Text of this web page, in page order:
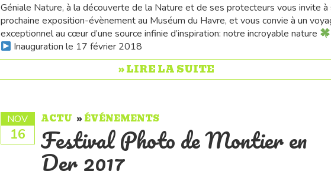
Géniale Nature, à la découverte de la Nature et de ses protecteurs vous invite à
prochaine exposition-évènement au Muséum du Havre, et vous convie à un
exceptionnel au cœur d’une source infinie d’inspiration: notre incroyable nature
Inauguration le 17 février 2018
» LIRE LA SUITE
NOV
16
ACTU ÉVÉNEMENTS
Festival Photo de Montier en
Der 2017